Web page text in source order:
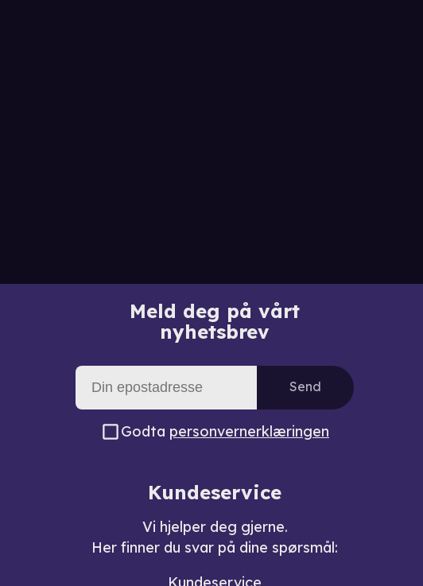
Meld deg på vårt
nyhetsbrev
Send
Godta personvernerklæringen
Kundeservice
Vi hjelper deg gjerne.
Her finner du svar på dine spørsmål:
Kundeservice